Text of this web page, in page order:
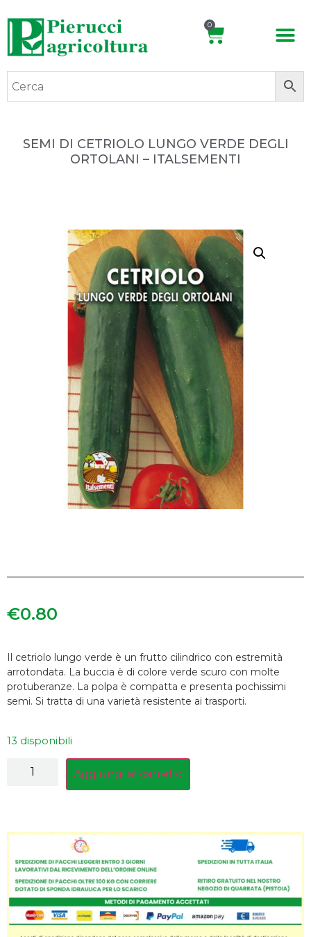
0
SEMI DI CETRIOLO LUNGO VERDE DEGLI
ORTOLANI – ITALSEMENTI
€0.80
Il cetriolo lungo verde è un frutto cilindrico con estremità
arrotondata. La buccia è di colore verde scuro con molte
protuberanze. La polpa è compatta e presenta pochissimi
semi. Si tratta di una varietà resistente ai trasporti.
13 disponibili
Aggiungi al carrello